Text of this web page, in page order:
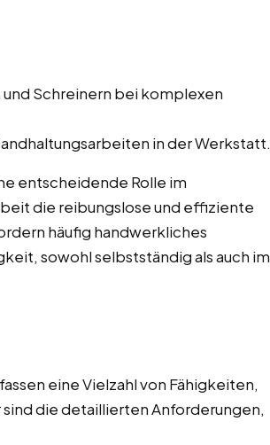
Schreinern bei komplexen
in der Werkstatt.
entscheidende Rolle im
die reibungslose und effiziente
häufig handwerkliches
sowohl selbstständig als auch im
eine Vielzahl von Fähigkeiten,
die detaillierten Anforderungen,